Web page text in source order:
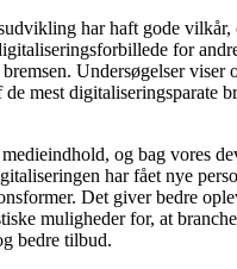
har haft gode vilkår,
for
Undersøgelser viser
mest digitaliseringsparate
og bag vores
har fået nye
Det giver bedre
muligheder for, at
bedre tilbud.